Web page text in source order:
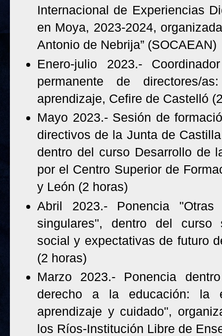
Internacional de Experiencias
en Moya, 2023-2024,
Antonio de Nebrija” (SOCAEAN)
Enero-julio 2023.-
permanente de directores/
aprendizaje, Cefire de Castelló
Mayo 2023.- Sesión de
directivos de la Junta de
dentro del curso Desarrollo de
por el Centro Superior de
y León (2 horas)
Abril 2023.- Ponencia "Otras
singulares", dentro del curso
social y expectativas de futuro
(2 horas)
Marzo 2023.- Ponencia
derecho a la educación: la
aprendizaje y cuidado",
los Ríos-Institución Libre de